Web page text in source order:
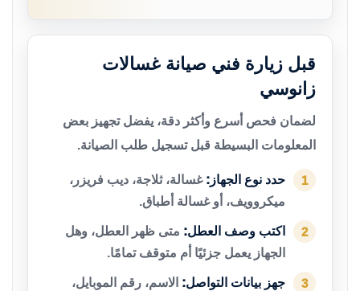
قبل زيارة فني صيانة غسالات
زانوسي
لضمان فحص أسرع وأكثر دقة، يفضل تجهيز بعض
المعلومات البسيطة قبل تسجيل طلب الصيانة.
1 حدد نوع الجهاز: غسالة، ثلاجة، ديب فريزر،
ميكروويف، أو غسالة أطباق.
2 اكتب وصف العطل: متى ظهر العطل، وهل
الجهاز يعمل جزئيًا أم متوقف تمامًا.
3 جهز بيانات التواصل: الاسم، رقم الموبايل،